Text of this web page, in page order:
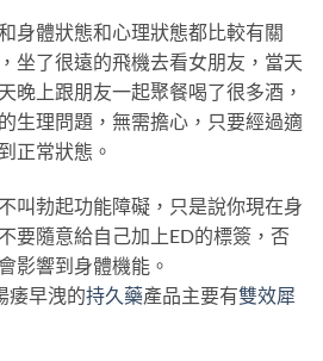
身體狀態和心理狀態都比較有關
坐了很遠的飛機去看女朋友，當天
晚上跟朋友一起聚餐喝了很多酒，
生理問題，無需擔心，只要經過適
正常狀態。
叫勃起功能障礙，只是說你現在身
要隨意給自己加上ED的標簽，否
影響到身體機能。
痿早洩的持久藥產品主要有雙效犀